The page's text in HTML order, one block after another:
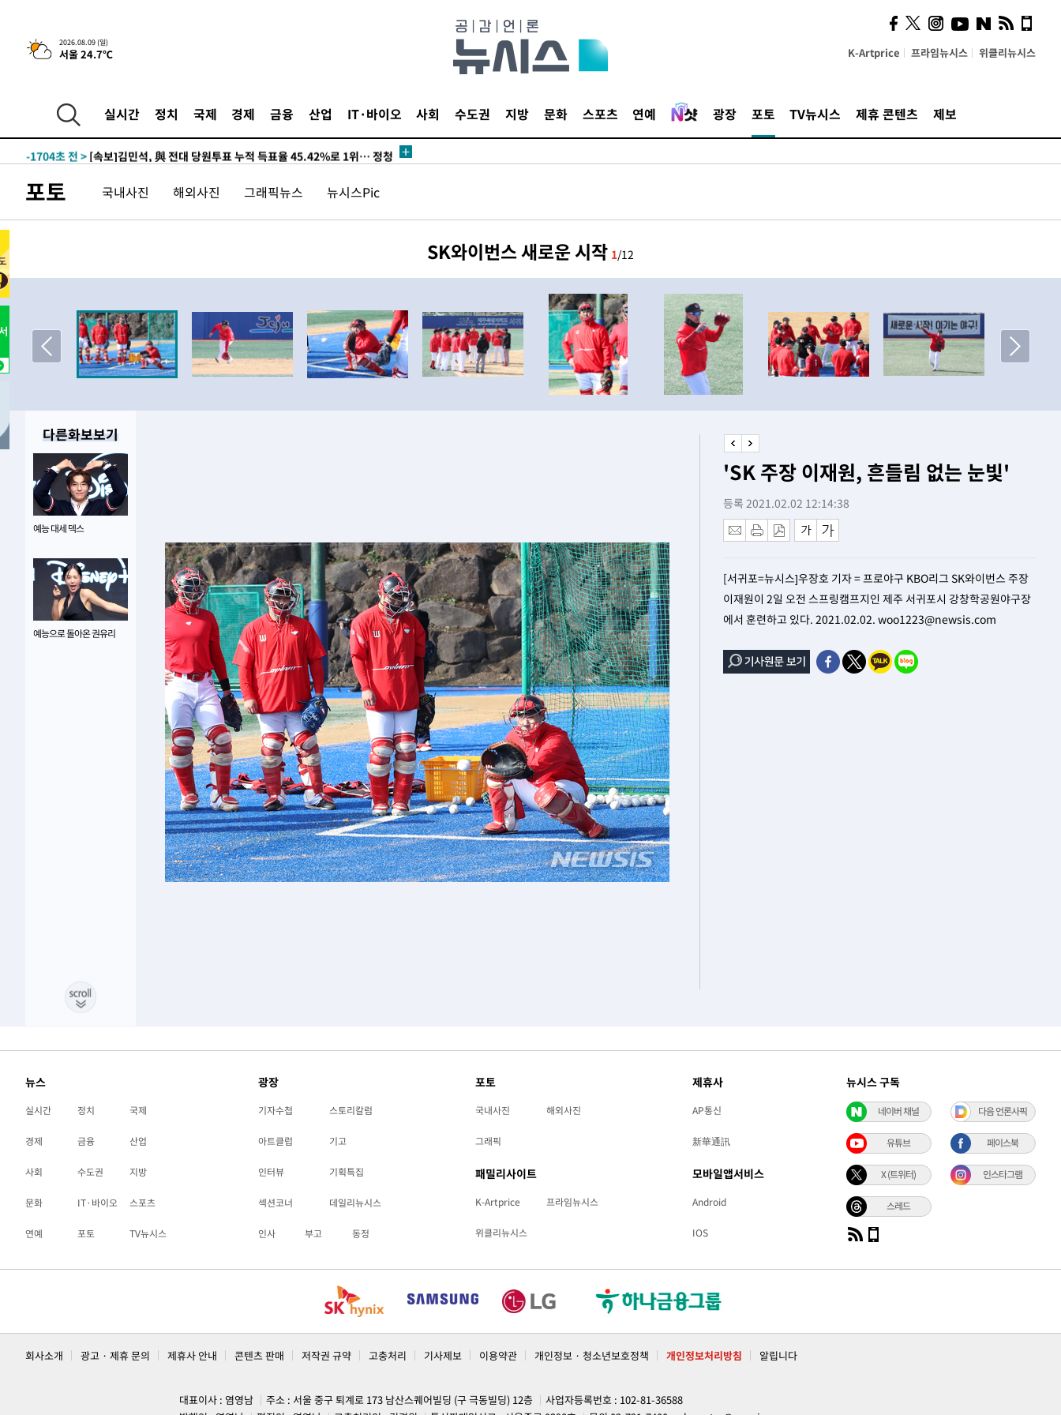
2026.08.09 (일)
서울 24.7℃ K-Artprice 프라임뉴시스 위클리뉴시스
실시간 정치 국제 경제 금융 산업 IT·바이오 사회 수도권 지방 문화 스포츠 연예 광장 포토 TV뉴시스 제휴 콘텐츠 제보
-10704초 전 >
이란 "호르무즈 재개방 합의 근접…美 배상 선행돼야"
-1751초 전 >
민수·김용 순
-1704초 전 > [속보]김민석, 與 전대 당원투표 누적 득표율 45.42%로 1위… 정청
宋 10.17%
-520초 전 >
이강인 "아틀레티코 이적 기뻐…등번호 7번 의미보단 팀 위해 뛸 것"
-455초 전 >[속보]與 당대표 경선, 제주·인천 권리당원 투표 김민석 승리
티코 이적"
온열질환 사망자 3명 늘어…누적 환자 3000명 돌파
3시간 전 >
강릉에 시간당 81.4㎜ 물폭탄…도로 잠기고 담벼락 붕괴
4시간 전 >
백운산서 80년근 천종산삼 9뿌리 발견…감정가 1.3억원
선재도서 해루질 나섰다 실종 60대, 닷새 만에 숨진 채 발견
7시간 전 >극한폭염 한풀 꺾이지만…'낮 최고 35도' 무더위, 열대야 계속[다음주
날씨]
8시간 전 > 축구협회 "압수수색·성접대 논란 사과…쇄신의 기회로 삼겠다"
8시간 전 >[속보]'압수수색·성접대 논란' 축구협회 "실망과 걱정 안겨드려 죄송"
11시간 전 >'최고 37도' 폭염 지속…강원동해안 최대 150㎜ 비
13시간 전 >[속보]뉴욕증시 상승 마감…S&P 0.6% 나스닥 1.3%↑
이란 "호르무즈 재개방 합의 근접…美 배상 선행돼야"
-1751초 전 >[속보]與최고위원 제주·인천 순회경선…박선원·최민희·서미화·한
민수·김용 순
-1704초 전 >[속보]김민석, 與 전대 당원투표 누적 득표율 45.42%로 1위… 정청
래 44.56%
-986초 전 >[속보]與 대표 경선 제주·인천 당원투표…金 47.75%·鄭 42.08%·
宋 10.17%
-520초 전 >이강인 "아틀레티코 이적 기뻐…등번호 7번 의미보단 팀 위해 뛸 것"
[속보]與 당대표 경선, 제주·인천 권리당원 투표 김민석 승리
낮 최고 35도 '무더위'…동해안 시간당 30㎜ '강한 비'[내일날씨]
[속보]이강인 "감독님이 원하는 마음 느꼈고, 많은 트로피 원해 아틀레
수도권 40도 육박 '펄펄'…동해안 일부 지역엔 호의주의보
온열질환 사망자 3명 늘어…누적 환자 3000명 돌파
강릉에 시간당 81.4㎜ 물폭탄…도로 잠기고 담벼락 붕괴
백운산서 80년근 천종산삼 9뿌리 발견…감정가 1.3억원
선재도서 해루질 나섰다 실종 60대, 닷새 만에 숨진 채 발견
남자 농구, 나고야 아시안게임서 '홈팀' 일본과 한일전
여수 오동도 해상서 모터보트 전복…1명 사망·1명 실종
극한폭염 한풀 꺾이지만…'낮 최고 35도' 무더위, 열대야 계속[다음주
포토 국내사진 해외사진 그래픽뉴스 뉴시스Pic
SK와이번스 새로운 시작 1/12
다른화보보기
예능 대세 덱스
예능으로 돌아온 권유리
'SK 주장 이재원, 흔들림 없는 눈빛'
등록 2021.02.02 12:14:38
[서귀포=뉴시스]우장호 기자 = 프로야구 KBO리그 SK와이번스 주장
이재원이 2일 오전 스프링캠프지인 제주 서귀포시 강창학공원야구장
에서 훈련하고 있다. 2021.02.02. woo1223@newsis.com
뉴스
실시간 정치 국제
경제 금융 산업
사회 수도권 지방
문화 IT·바이오 스포츠
연예 포토 TV뉴시스
광장
기자수첩 스토리칼럼
아트클럽 기고
인터뷰 기획특집
섹션코너 데일리뉴시스
인사 부고 동정
포토
국내사진 해외사진
그래픽
패밀리사이트
K-Artprice 프라임뉴시스
위클리뉴시스
제휴사
AP통신
新華通訊
모바일앱서비스
Android
IOS
뉴시스 구독
네이버 채널 다음 언론사픽
유튜브 페이스북
X (트위터) 인스타그램
스레드
회사소개 광고 · 제휴 문의 제휴사 안내 콘텐츠 판매 저작권 규약 고충처리 기사제보 이용약관 개인정보 · 청소년보호정책 개인정보처리방침 알립니다
대표이사 : 염영남 주소 : 서울 중구 퇴계로 173 남산스퀘어빌딩 (구 극동빌딩) 12층
사업자등록번호 : 102-81-36588